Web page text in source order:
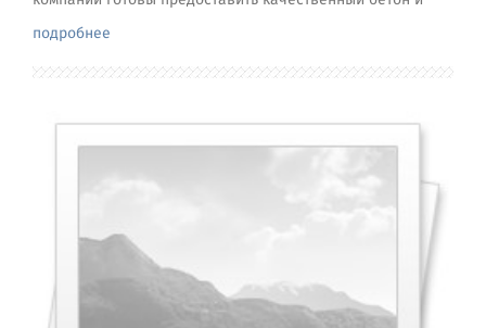
подробнее